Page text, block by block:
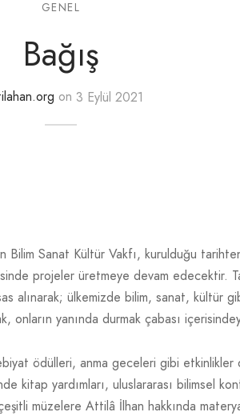
GENEL
Bağış
on 3 Eylül 2021
Bilim Sanat Kültür Vakfı, kurulduğu
projeler üretmeye devam edecektir.
alınarak; ülkemizde bilim, sanat, kültür
yanında durmak çabası
ödülleri, anma geceleri gibi
kitap yardımları, uluslararası bilimsel
müzelere Attilâ İlhan hakkında